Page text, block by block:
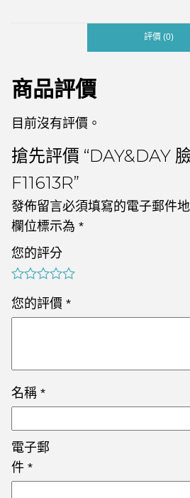
評價 (0)
商品評價
目前沒有評價。
搶先評價 “DAY&DAY
F11613R”
發佈留言必須填寫的電子郵件
欄位標示為 *
您的評分
您的評價 *
名稱 *
電子郵
件 *